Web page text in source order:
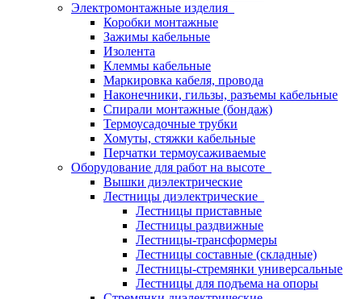
Электромонтажные изделия
Коробки монтажные
Зажимы кабельные
Изолента
Клеммы кабельные
Маркировка кабеля, провода
Наконечники, гильзы, разъемы кабельные
Спирали монтажные (бондаж)
Термоусадочные трубки
Хомуты, стяжки кабельные
Перчатки термоусаживаемые
Оборудование для работ на высоте
Вышки диэлектрические
Лестницы диэлектрические
Лестницы приставные
Лестницы раздвижные
Лестницы-трансформеры
Лестницы составные (складные)
Лестницы-стремянки универсальные
Лестницы для подъема на опоры